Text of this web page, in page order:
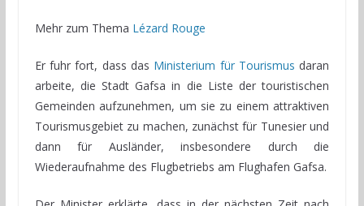
Mehr zum Thema Lézard Rouge
Er fuhr fort, dass das Ministerium für Tourismus daran
arbeite, die Stadt Gafsa in die Liste der touristischen
Gemeinden aufzunehmen, um sie zu einem attraktiven
Tourismusgebiet zu machen, zunächst für Tunesier und
dann für Ausländer, insbesondere durch die
Wiederaufnahme des Flugbetriebs am Flughafen Gafsa.